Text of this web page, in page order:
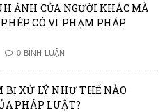
ẢNH CỦA NGƯỜI KHÁC MÀ
CÓ VI PHẠM PHÁP
0 BÌNH LUẬN
BỊ XỬ LÝ NHƯ THẾ NÀO
PHÁP LUẬT?